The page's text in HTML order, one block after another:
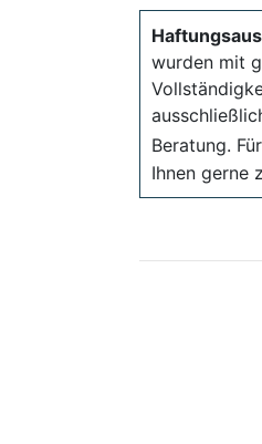
wurden mit
Beratung.
Ihnen gerne